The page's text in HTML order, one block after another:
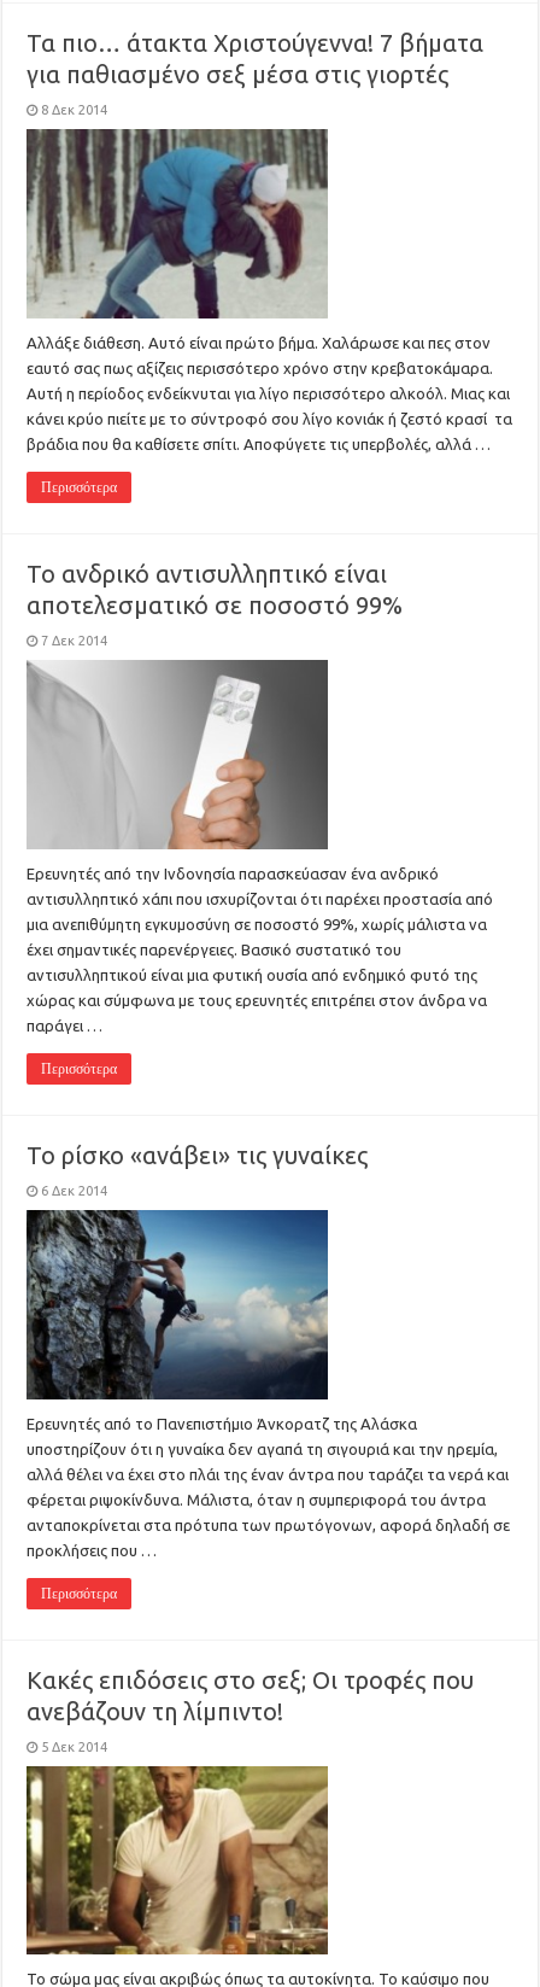
Τα πιο… άτακτα Χριστούγεννα! 7 βήματα
για παθιασμένο σεξ μέσα στις γιορτές
8 Δεκ 2014
Αλλάξε διάθεση. Αυτό είναι πρώτο βήμα. Χαλάρωσε και πες στον
εαυτό σας πως αξίζεις περισσότερο χρόνο στην κρεβατοκάμαρα.
Αυτή η περίοδος ενδείκνυται για λίγο περισσότερο αλκοόλ. Μιας και
κάνει κρύο πιείτε με το σύντροφό σου λίγο κονιάκ ή ζεστό κρασί τα
βράδια που θα καθίσετε σπίτι. Αποφύγετε τις υπερβολές, αλλά …
Περισσότερα
Το ανδρικό αντισυλληπτικό είναι
αποτελεσματικό σε ποσοστό 99%
7 Δεκ 2014
Ερευνητές από την Ινδονησία παρασκεύασαν ένα ανδρικό
αντισυλληπτικό χάπι που ισχυρίζονται ότι παρέχει προστασία από
μια ανεπιθύμητη εγκυμοσύνη σε ποσοστό 99%, χωρίς μάλιστα να
έχει σημαντικές παρενέργειες. Βασικό συστατικό του
αντισυλληπτικού είναι μια φυτική ουσία από ενδημικό φυτό της
χώρας και σύμφωνα με τους ερευνητές επιτρέπει στον άνδρα να
παράγει …
Περισσότερα
Το ρίσκο «ανάβει» τις γυναίκες
6 Δεκ 2014
Ερευνητές από το Πανεπιστήμιο Άνκορατζ της Αλάσκα
υποστηρίζουν ότι η γυναίκα δεν αγαπά τη σιγουριά και την ηρεμία,
αλλά θέλει να έχει στο πλάι της έναν άντρα που ταράζει τα νερά και
φέρεται ριψοκίνδυνα. Μάλιστα, όταν η συμπεριφορά του άντρα
ανταποκρίνεται στα πρότυπα των πρωτόγονων, αφορά δηλαδή σε
προκλήσεις που …
Περισσότερα
Κακές επιδόσεις στο σεξ; Οι τροφές που
ανεβάζουν τη λίμπιντο!
5 Δεκ 2014
Το σώμα μας είναι ακριβώς όπως τα αυτοκίνητα. Το καύσιμο που